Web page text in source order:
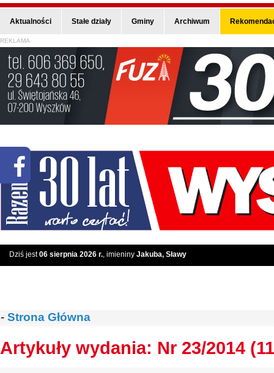
Aktualności Stałe działy Gminy Archiwum
REKLAMA
Dziś jest06 sierpnia 2026 r., imieniny Jakuba, Sławy
- Strona Główna
Artykuły wydania: Nr 23/2014